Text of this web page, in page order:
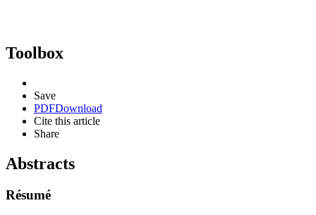
Toolbox
Save
PDFDownload
Cite this article
Share
Abstracts
Résumé